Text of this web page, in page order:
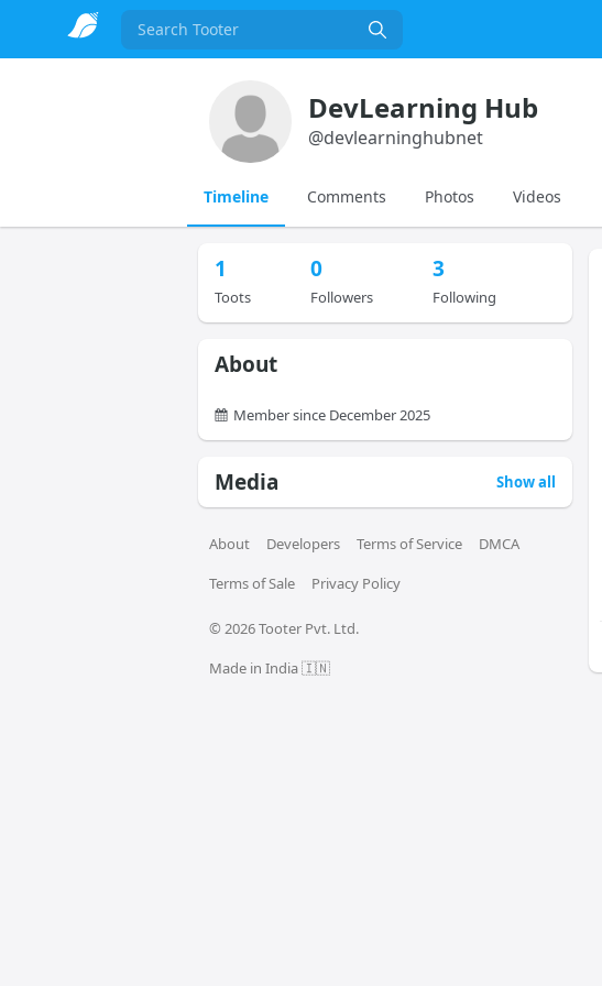
Search
DevLearning Hub
@devlearninghubnet
Timeline Comments Photos Videos
1
Toots
0
Followers
3
Following
About
Member since December 2025
Media Show all
About Developers Terms of Service
DMCA
Terms of Sale
Privacy Policy
© 2026 Tooter Pvt. Ltd.
Made in India 🇮🇳